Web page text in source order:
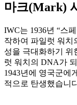
마크(Mark)
IWC는 1936년 “스페
작하여 파일럿 워치
성을 극대화하기 위
럿 워치의 DNA가
1943년에 영국군에
적으로 탄생했습니